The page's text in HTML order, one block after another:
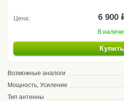
Цена: 6 900
В
Купить
Возможные аналоги
Мощность, Усиление
Тип антенны